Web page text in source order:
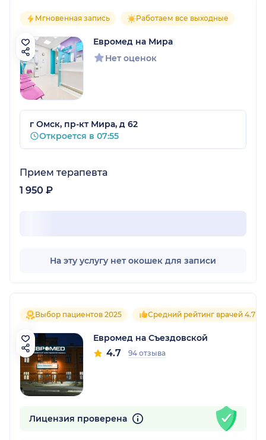
Мгновенная запись Работаем все выходные
Евромед на Мира
Нет оценок
г Омск, пр-кт Мира, д 62
Откроется в 07:55
Прием терапевта
1 950 ₽
На эту услугу нет окошек для записи
Выбор пациентов 2025 Средний рейтинг врачей 4.7
Евромед на Съездовской
4.7 94 отзыва
Лицензия проверена